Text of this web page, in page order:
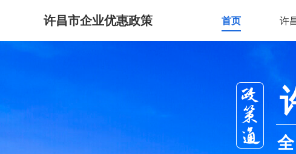
许昌市企业优惠政策 首页 许